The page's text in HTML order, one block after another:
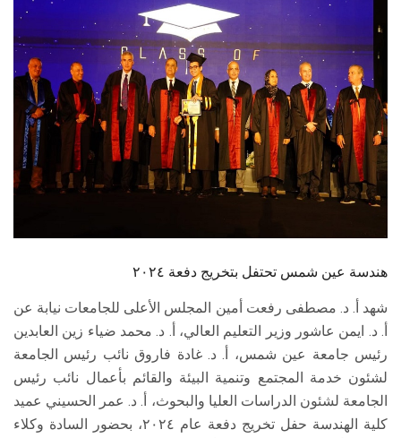
الطلاب
هيئة التدريس
الدراسات العليا
الخريجين
سجل الان
هندسة عين شمس تحتفل بتخريج دفعة ٢٠٢٤
شهد أ. د. مصطفى رفعت أمين المجلس الأعلى للجامعات نيابة عن
أ. د. ايمن عاشور وزير التعليم العالي، أ. د. محمد ضياء زين العابدين
رئيس جامعة عين شمس، أ. د. غادة فاروق نائب رئيس الجامعة
لشئون خدمة المجتمع وتنمية البيئة والقائم بأعمال نائب رئيس
الجامعة لشئون الدراسات العليا والبحوث، أ. د. عمر الحسيني عميد
كلية الهندسة حفل تخريج دفعة عام ٢٠٢٤، بحضور السادة وكلاء